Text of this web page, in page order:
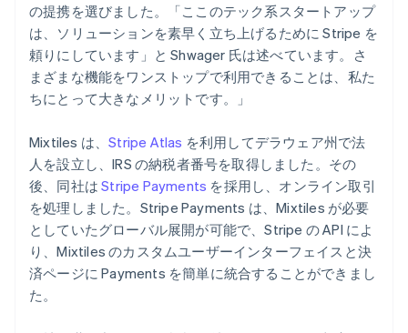
の提携を選びました。「ここのテック系スタートアップ
は、ソリューションを素早く立ち上げるために Stripe を
頼りにしています」と Shwager 氏は述べています。さ
まざまな機能をワンストップで利用できることは、私た
ちにとって大きなメリットです。」
Mixtiles は、Stripe Atlas を利用してデラウェア州で法
人を設立し、IRS の納税者番号を取得しました。その
後、同社はStripe Payments を採用し、オンライン取引
を処理しました。Stripe Payments は、Mixtiles が必要
としていたグローバル展開が可能で、Stripe の API によ
り、Mixtiles のカスタムユーザーインターフェイスと決
済ページに Payments を簡単に統合することができまし
た。